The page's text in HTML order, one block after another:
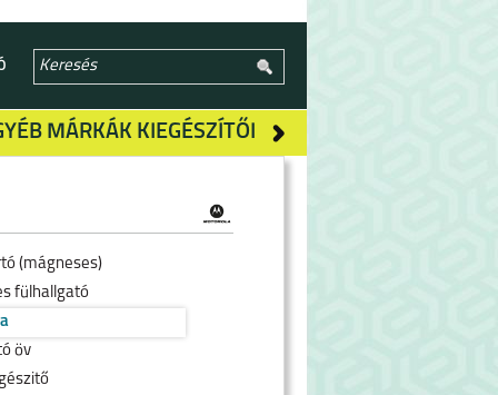
MÁRKÁK KIEGÉSZÍTŐI
(mágneses)
fülhallgató
öv